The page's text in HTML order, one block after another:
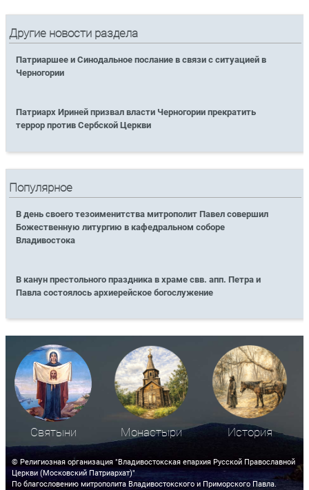
Другие новости раздела
Патриаршее и Синодальное послание в связи с ситуацией в
Черногории
Патриарх Ириней призвал власти Черногории прекратить
террор против Сербской Церкви
Популярное
В день своего тезоименитства митрополит Павел совершил
Божественную литургию в кафедральном соборе
Владивостока
В канун престольного праздника в храме свв. апп. Петра и
Павла состоялось архиерейское богослужение
Святыни Монастыри История
© Религиозная организация "Владивостокская епархия Русской Православной
Церкви (Московский Патриархат)"
По благословению митрополита Владивостокского и Приморского Павла.